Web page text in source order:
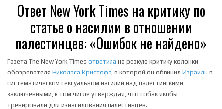
Ответ New York Times на критику по
статье о насилии в отношении
палестинцев: «Ошибок не найдено»
Газета The New York Times ответила на резкую критику колонки
обозревателя Николаса Кристофа, в которой он обвинил Израиль в
систематическом сексуальном насилии над палестинскими
заключенными, в том числе утверждая, что собак якобы
тренировали для изнасилования палестинцев.